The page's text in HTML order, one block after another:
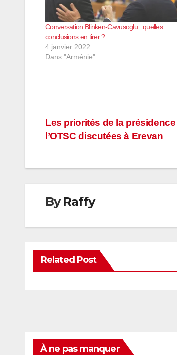
Conversation Blinken-Cavusoglu : quelles
conclusions en tirer ?
4 janvier 2022
Dans "Arménie"
Navigation
l’article
Les priorités de la
l’OTSC discutées à Erevan
ByRaffy
Related Post
À ne pas manquer